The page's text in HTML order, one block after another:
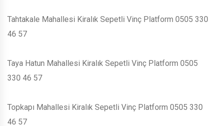
Tahtakale Mahallesi Kiralık Sepetli Vinç Platform 0505 330
46 57
Taya Hatun Mahallesi Kiralık Sepetli Vinç Platform 0505
330 46 57
Topkapı Mahallesi Kiralık Sepetli Vinç Platform 0505 330
46 57